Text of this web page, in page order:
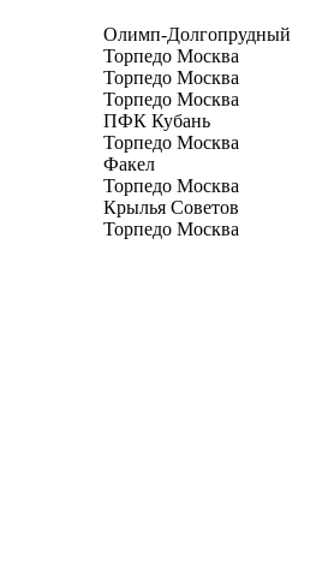
Олимп-Долгопрудный
Торпедо Москва
Торпедо Москва
Торпедо Москва
ПФК Кубань
Торпедо Москва
Факел
Торпедо Москва
Крылья Советов
Торпедо Москва